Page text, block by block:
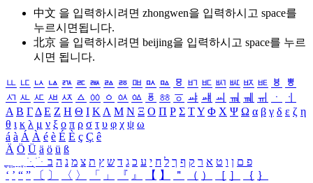
中文 을 입력하시려면 zhongwen을 입력하시고 space를
누르시면됩니다.
北京 을 입력하시려면 beijing을 입력하시고 space를 누르
시면 됩니다.
ㅥ ㅦ ㅧ ㅨ ㅩ ㅪ ㅫ ㅬ ㅭ ㅮ ㅯ ㅰ ㅱ ㅲ ㅳ ㅴ ㅵ ㅶ ㅷ ㅸ
ㅹ
ㅺ ㅻ ㅼ ㅽ ㅾ ㅿ ㆀ ㆁ ㆂ ㆃ ㆄ ㆅ ㆆ ㆇ ㆈ ㆉ ㆊ ㆋ ㆌ ㆍ
ㆎ
Α Β ΓΔ Ε Ζ Η Θ Ι ΚΛ Μ Ν Ξ Ο Π Ρ Σ ΤΥ Φ Χ Ψ Ω α β γ δ ε ζ η
θ ι κ λ μ ν ξ ο π ρ σ τ υ φ χ ψ ω
á à Á À é è É È ç Ç ê
Ä Ö Ü ä ö ü ß
ִֶֹ ֻּ ׁׂ פ ם ן ו ט א ר ק ף ך ל ח י ע כ ג ד ש ץ ת צ מ נ ה ב
‘ ’ “ ” 〔 〕 〈 〉 「 」 『 』 【 】 ＂ （ ） ［ ］ ｛ ｝